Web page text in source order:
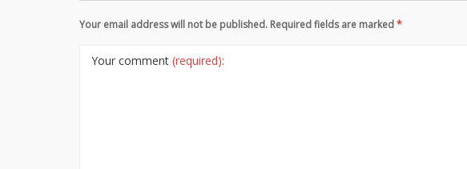
Your email address will not be published. Required fields are marked*
Your comment (required):